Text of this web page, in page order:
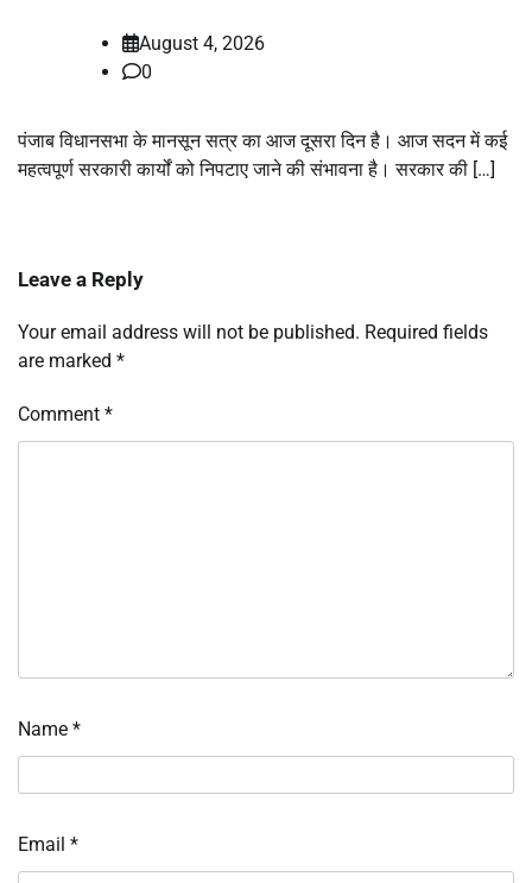
August 4, 2026
0
पंजाब विधानसभा के मानसून सत्र का आज दूसरा दिन है। आज सदन में कई
महत्वपूर्ण सरकारी कार्यों को निपटाए जाने की संभावना है। सरकार की […]
Leave a Reply
Your email address will not be published. Required fields
are marked *
Comment *
Name *
Email *